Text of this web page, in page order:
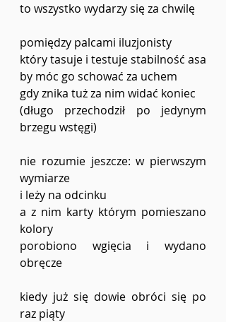
to wszystko wydarzy się za chwilę
pomiędzy palcami iluzjonisty
który tasuje i testuje stabilność asa
by móc go schować za uchem
gdy znika tuż za nim widać koniec
(długo przechodził po jedynym
brzegu wstęgi)
nie rozumie jeszcze: w pierwszym
wymiarze
i leży na odcinku
a z nim karty którym pomieszano
kolory
porobiono wgięcia i wydano
obręcze
kiedy już się dowie obróci się po
raz piąty